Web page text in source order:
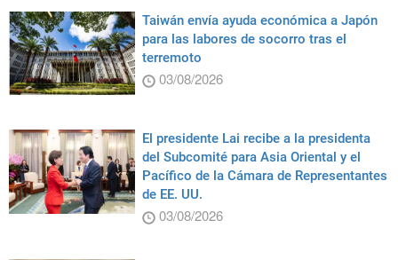
Taiwán envía ayuda económica a Japón
para las labores de socorro tras el
terremoto
03/08/2026
El presidente Lai recibe a la presidenta
del Subcomité para Asia Oriental y el
Pacífico de la Cámara de Representantes
de EE. UU.
03/08/2026